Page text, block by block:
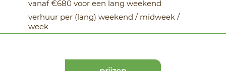
vanaf €680 voor een lang weekend
verhuur per (lang) weekend / midweek /
week